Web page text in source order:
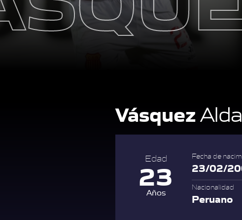
Vásquez
Edad
23
Años
Fecha de
23/02/
Nacionalidad
Peruano